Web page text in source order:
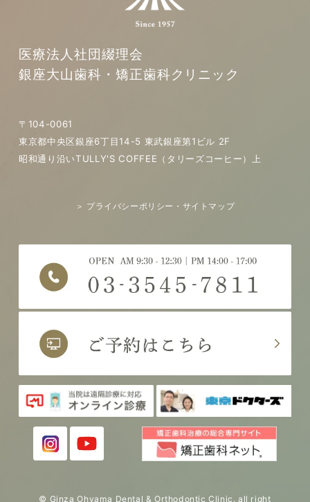
医療法人社団綴理会
銀座大山歯科・矯正歯科クリニック
〒104-0061
東京都中央区銀座6丁目14-5 東武銀座第1ビル 2F
昭和通り沿いTULLY'S COFFEE（タリーズコーヒー）上
＞ プライバシーポリシー・サイトマップ
© Ginza Ohyama Dental & Orthodontic Clinic. all right